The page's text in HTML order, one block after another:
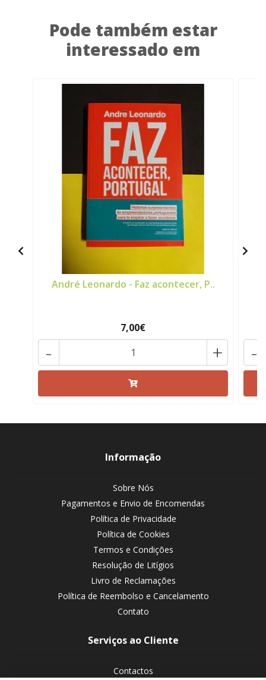
Pode também estar
interessado em
André Leonardo - Faz acontecer, P..
7,00€
+
- -
Informação
Sobre Nós
Pagamentos e Envio de Encomendas
Política de Privacidade
Política de Cookies
Termos e Condições
Resolução de Litígios
Livro de Reclamações
Política de Reembolso e Cancelamento
Contato
Serviços ao Cliente
Contactos